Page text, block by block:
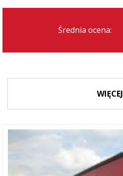
Średnia ocena:
WIĘCEJ